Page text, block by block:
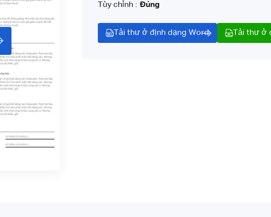
Tùy chỉnh : Đúng
Tải thư ở định dạng Word Tải thư ở